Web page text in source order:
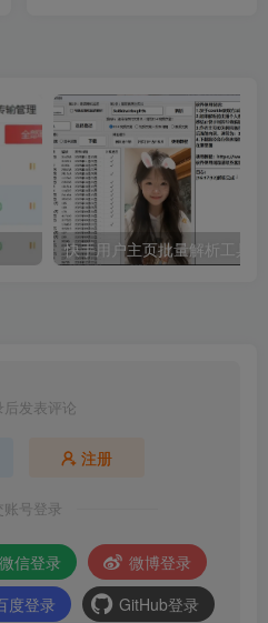
快手用户主页批量解析工具
后发表评论
注册
账号登录
微信登录
微博登录
度登录 GitHub登录